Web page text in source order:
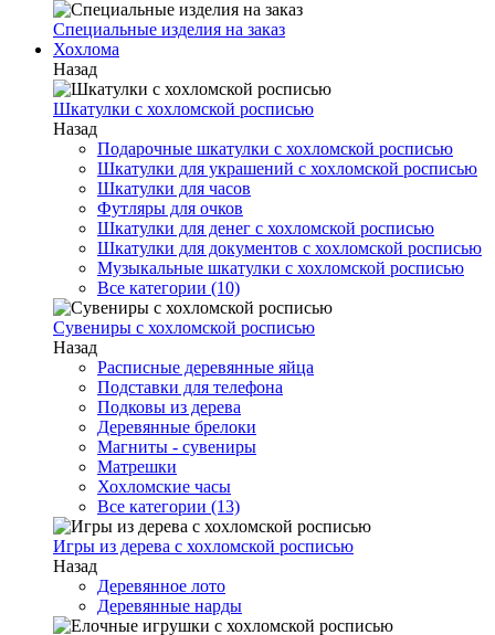
Специальные изделия на заказ
Хохлома
Назад
Шкатулки с хохломской росписью
Назад
Подарочные шкатулки с хохломской росписью
Шкатулки для украшений с хохломской росписью
Шкатулки для часов
Футляры для очков
Шкатулки для денег с хохломской росписью
Шкатулки для документов с хохломской росписью
Музыкальные шкатулки с хохломской росписью
Все категории (10)
Сувениры с хохломской росписью
Назад
Расписные деревянные яйца
Подставки для телефона
Подковы из дерева
Деревянные брелоки
Магниты - сувениры
Матрешки
Хохломские часы
Все категории (13)
Игры из дерева с хохломской росписью
Назад
Деревянное лото
Деревянные нарды